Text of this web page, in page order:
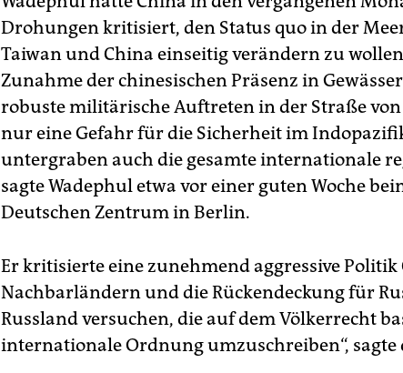
Drohungen kritisiert, den Status quo in der
Taiwan und China einseitig verändern zu
Zunahme der chinesischen Präsenz in
robuste militärische Auftreten in der Straße
nur eine Gefahr für die Sicherheit im
untergraben auch die gesamte internationale
sagte Wadephul etwa vor einer guten Woche
Deutschen Zentrum in Berlin.
Er kritisierte eine zunehmend aggressive Politik
Nachbarländern und die Rückendeckung für
Russland versuchen, die auf dem Völkerrecht
internationale Ordnung umzuschreiben“,